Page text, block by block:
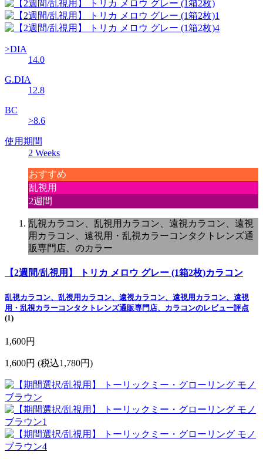
>DIA
14.0
G.DIA
12.8
BC
>8.6
使用期間
2 Weeks
おすすめ
乱視用
2週間
乱視カラコン、乱視用カラコン、遠視カラコン、遠視
用カラコン、遠視用・乱視カラーコンタクトレンズ通
販専門店、のカラー
【2週間/乱視用】 トリカ メロウ グレー (1箱2枚)カラコン
乱視カラコン、乱視用カラコン、遠視カラコン、遠視用カラコン、遠視
用・乱視カラーコンタクトレンズ通販専門店、カラコンのレビュー評点
(1)
1,600円
1,600円 (税込1,780円)